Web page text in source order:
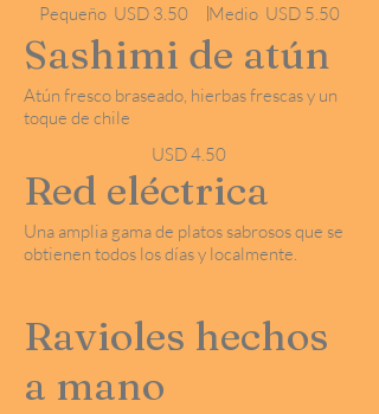
Pequeño USD 3.50 Medio USD 5.50
Sashimi de atún
Atún fresco braseado, hierbas frescas y un
toque de chile
USD 4.50
Red eléctrica
Una amplia gama de platos sabrosos que se
obtienen todos los días y localmente.
Ravioles hechos
a mano